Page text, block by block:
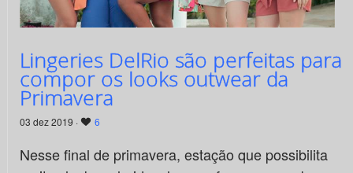
Lingeries DelRio são perfeitas para
compor os looks outwear da
Primavera
03 dez 2019 · 6
Nesse final de primavera, estação que possibilita